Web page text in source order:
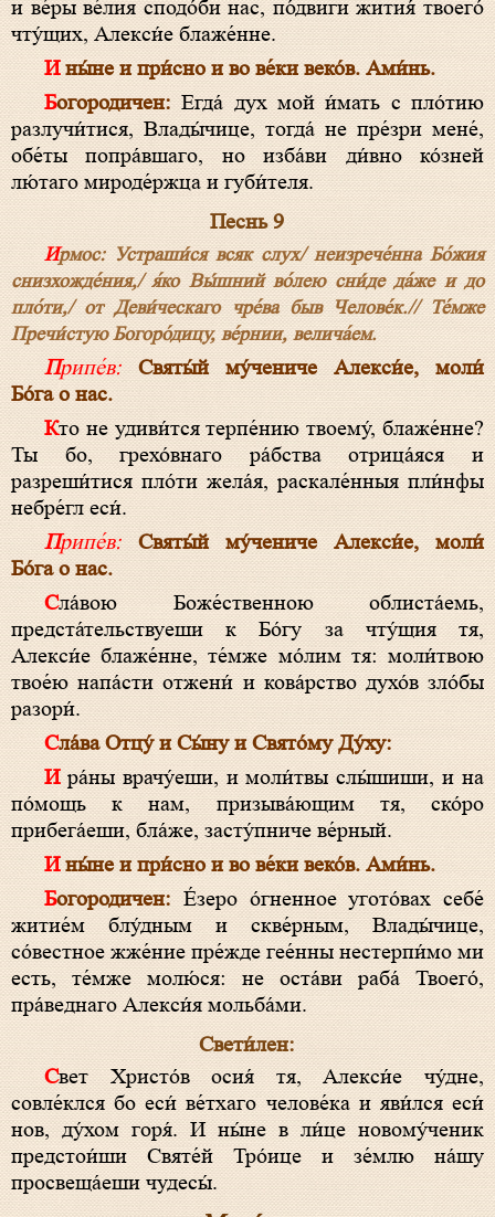
и ве́ры ве́лия сподо́би нас, по́двиги жития́ твоего́
чту́щих, Алекси́е блаже́нне.
И ны́не и при́сно и во ве́ки веко́в. Ами́нь.
Богородичен: Егда́ дух мой и́мать с пло́тию
разлучи́тися, Влады́чице, тогда́ не пре́зри мене́,
обе́ты попра́вшаго, но изба́ви ди́вно ко́зней
лю́таго мироде́ржца и губи́теля.
Песнь 9
Ирмос: Устраши́ся всяк слух/ неизрече́нна Бо́жия
снизхожде́ния,/ я́ко Вы́шний во́лею сни́де да́же и до
пло́ти,/ от Деви́ческаго чре́ва быв Челове́к.// Те́мже
Пречи́стую Богоро́дицу, ве́рнии, велича́ем.
Припе́в:
Святы́й му́чениче Алекси́е, моли́
Бо́га о нас.
Кто не удиви́тся терпе́нию твоему́, блаже́нне?
Ты бо, грехо́внаго ра́бства отрица́яся и
разреши́тися пло́ти жела́я, раскале́нныя пли́нфы
небре́гл еси́.
Припе́в:
Святы́й му́чениче Алекси́е, моли́
Бо́га о нас.
Сла́вою Боже́ственною облиста́емь,
предста́тельствуеши к Бо́гу за чту́щия тя,
Алекси́е блаже́нне, те́мже мо́лим тя: моли́твою
твое́ю напа́сти отжени́ и кова́рство духо́в зло́бы
разори́.
Сла́ва Отцу́ и Сы́ну и Свято́му Ду́ху:
И ра́ны врачу́еши, и моли́твы слы́шиши, и на
по́мощь к нам, призыва́ющим тя, ско́ро
прибега́еши, бла́же, засту́пниче ве́рный.
И ны́не и при́сно и во ве́ки веко́в. Ами́нь.
Богородичен:Е́зеро о́гненное угото́вах себе́
житие́м блу́дным и скве́рным, Влады́чице,
со́вестное жже́ние пре́жде гее́нны нестерпи́мо ми
есть, те́мже молю́ся: не оста́ви раба́ Твоего́,
пра́веднаго Алекси́я мольба́ми.
Свети́лен:
Свет Христо́в осия́ тя, Алекси́е чу́дне,
совле́клся бо еси́ ве́тхаго челове́ка и яви́лся еси́
нов, ду́хом горя́. И ны́не в ли́це новому́ченик
предстои́ши Святе́й Тро́ице и зе́млю на́шу
просвеща́еши чудесы́.